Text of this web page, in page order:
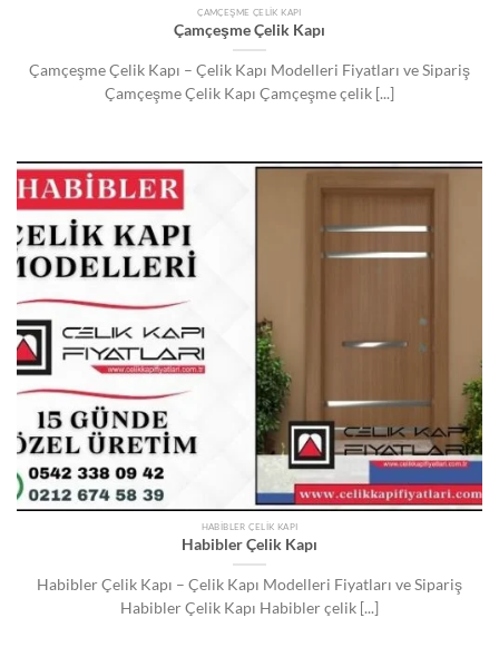
ÇAMÇEŞME ÇELIK KAPI
Çamçeşme Çelik Kapı
Çamçeşme Çelik Kapı – Çelik Kapı Modelleri Fiyatları ve Sipariş
Çamçeşme Çelik Kapı Çamçeşme çelik [...]
HABIBLER ÇELIK KAPI
Habibler Çelik Kapı
Habibler Çelik Kapı – Çelik Kapı Modelleri Fiyatları ve Sipariş
Habibler Çelik Kapı Habibler çelik [...]